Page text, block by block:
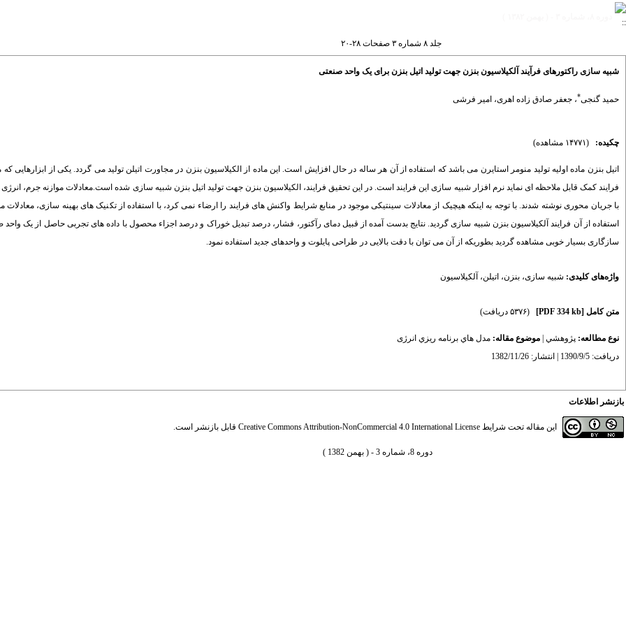
جلد ۸ شماره ۳ صفحات ۲۸-۲۰
شبیه سازی راکتورهای فرآیند آلکیلاسیون بنزن جهت تولید اتیل بنزن برای یک واحد صنعتی
حمید گنجی*، جعفر صادق زاده اهری، امیر فرشی
چکیده: (۱۴۷۷۱ مشاهده)
اتیل بنزن ماده اولیه تولید منومر استایرن می باشد که استفاده از آن هر ساله در حال افزایش است. این ماده از الکیلاسیون بنزن در مجاورت اتیلن تولید می گردد. یکی از ابزارهایی که
فرایند کمک قابل ملاحظه ای نماید نرم افزار شبیه سازی این فرایند است. در این تحقیق فرایند، الکیلاسیون بنزن جهت تولید اتیل بنزن شبیه سازی شده است.معادلات موازنه جرم، انرژی
با جریان محوری نوشته شدند. با توجه به اینکه هیچیک از معادلات سینتیکی موجود در منابع شرایط واکنش های فرایند را ارضاء نمی کرد، با استفاده از تکنیک های بهینه سازی، معادلات
استفاده از آن فرایند آلکیلاسیون بنزن شبیه سازی گردید. نتایج بدست آمده از قبیل دمای رآکتور، فشار، درصد تبدیل خوراک و درصد اجزاء محصول با داده های تجربی حاصل از یک
سازگاری بسیار خوبی مشاهده گردید بطوریکه از آن می توان با دقت بالایی در طراحی پایلوت و واحدهای جدید استفاده نمود.
واژه‌های کلیدی: شبیه سازی، بنزن، اتیلن، آلکیلاسیون
متن کامل [PDF 334 kb] (۵۳۷۶ دریافت)
نوع مطالعه: پژوهشي موضوع مقاله: مدل هاي برنامه ريزي انرژی
دریافت: 1390/9/5 | انتشار: 1382/11/26
بازنشر اطلاعات
این مقاله تحت شرایط Creative Commons Attribution-NonCommercial 4.0 International License قابل بازنشر است.
دوره 8، شماره 3 - ( بهمن 1382 )